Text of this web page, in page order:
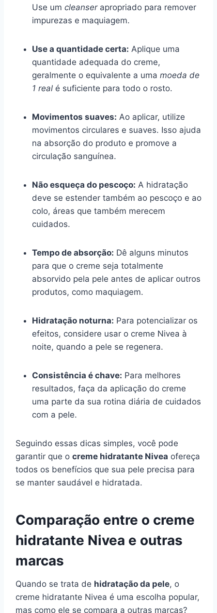
Use um cleanserapropriado para remover
impurezas e maquiagem.
Use a quantidade certa: Aplique uma
quantidade adequada do creme,
geralmente o equivalente a uma moeda de
1 real é suficiente para todo o rosto.
Movimentos suaves: Ao aplicar, utilize
movimentos circulares e suaves. Isso ajuda
na absorção do produto e promove a
circulação sanguínea.
Não esqueça do pescoço: A hidratação
deve se estender também ao pescoço e ao
colo, áreas que também merecem
cuidados.
Tempo de absorção: Dê alguns minutos
para que o creme seja totalmente
absorvido pela pele antes de aplicar outros
produtos, como maquiagem.
Hidratação noturna: Para potencializar os
efeitos, considere usar o creme Nivea à
noite, quando a pele se regenera.
Consistência é chave: Para melhores
resultados, faça da aplicação do creme
uma parte da sua rotina diária de cuidados
com a pele.
Seguindo essas dicas simples, você pode
garantir que o creme hidratante Nivea ofereça
todos os benefícios que sua pele precisa para
se manter saudável e hidratada.
Comparação entre o creme
hidratante Nivea e outras
marcas
Quando se trata de hidratação da pele, o
creme hidratante Nivea é uma escolha popular,
mas como ele se compara a outras marcas?